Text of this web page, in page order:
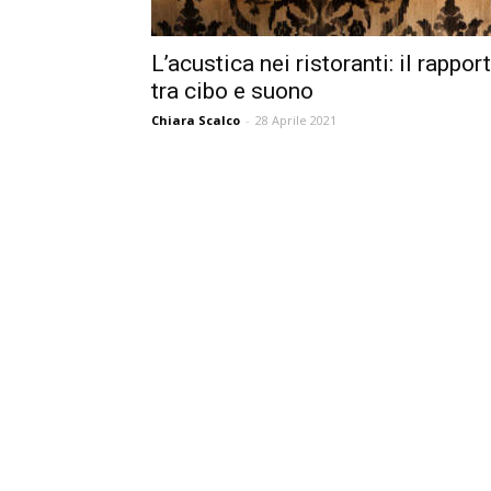
L’acustica nei ristoranti: il
tra cibo e suono
Chiara Scalco - 28 Aprile 2021